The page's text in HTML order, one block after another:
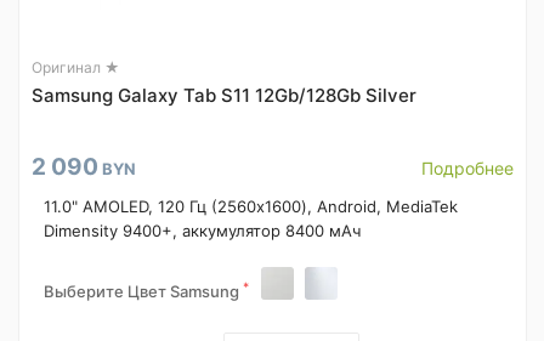
Оригинал ★
Samsung Galaxy Tab S11 12Gb/128Gb Silver
2 090 BYN Подробнее
11.0" AMOLED, 120 Гц (2560x1600), Android, MediaTek
Dimensity 9400+, аккумулятор 8400 мАч
Выберите Цвет Samsung *